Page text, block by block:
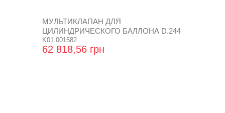
МУЛЬТИКЛАПАН ДЛЯ
ЦИЛИНДРИЧЕСКОГО БАЛЛОНА D.244
SUPER
K01.001582
62 818,56 грн